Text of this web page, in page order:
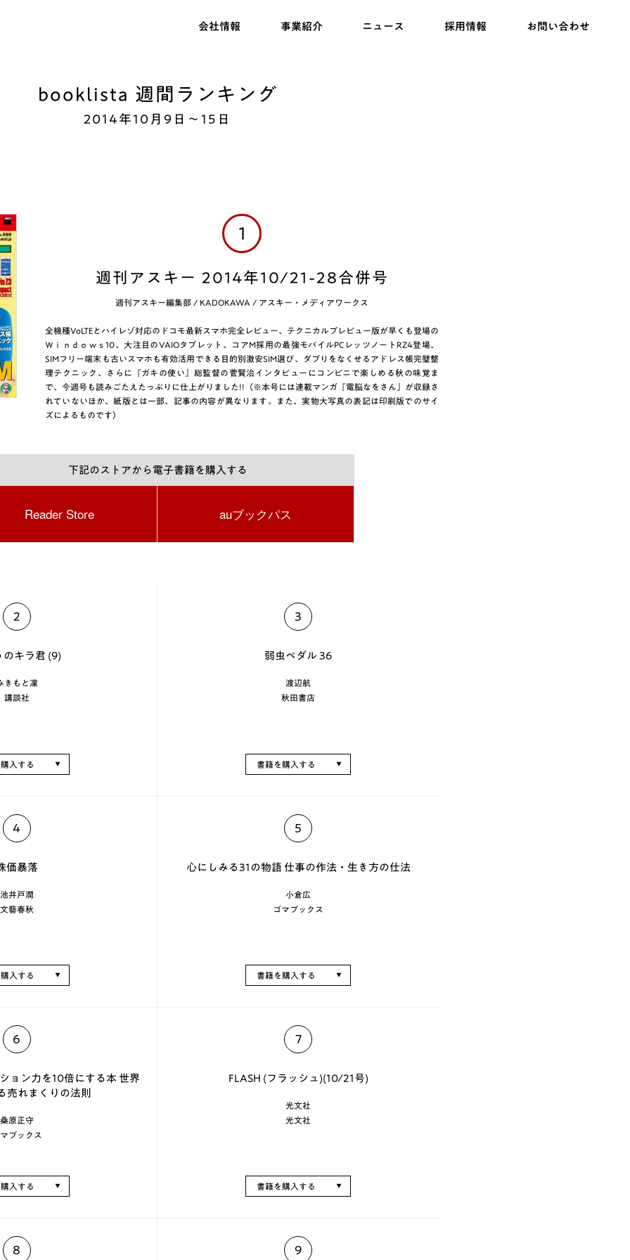
会社情報 事業紹介 ニュース 採用情報 お問い合わせ
booklista 週間ランキング
2014年10月9日～15日
1
週刊アスキー 2014年10/21-28合併号
週刊アスキー編集部 / KADOKAWA / アスキー・メディアワークス
全機種VoLTEとハイレゾ対応のドコモ最新スマホ完全レビュー、テクニカルプレビュー版が早くも登場の
Ｗｉｎｄｏｗｓ10、大注目のVAIOタブレット、コアM採用の最強モバイルPCレッツノートRZ4登場、
SIMフリー端末も古いスマホも有効活用できる目的別激安SIM選び、ダブりをなくせるアドレス帳完璧整
理テクニック、さらに『ガキの使い』総監督の菅賢治インタビューにコンビニで楽しめる秋の味覚ま
で、今週号も読みごたえたっぷりに仕上がりました!!（※本号には連載マンガ『電脳なをさん』が収録さ
れていないほか、紙版とは一部、記事の内容が異なります。また、実物大写真の表記は印刷版でのサイ
ズによるものです）
下記のストアから電子書籍を購入する
Reader Store auブックパス
2
のキラ君 (9)
きもと凜
講談社
入する
3
弱虫ペダル 36
渡辺航
秋田書店
書籍を購入する
4
価暴落
池井戸潤
文藝春秋
入する
5
心にしみる31の物語 仕事の作法・生き方の仕法
小倉広
ゴマブックス
書籍を購入する
6
ョン力を10倍にする本 世界
売れまくりの法則
桑原正守
ブックス
入する
7
FLASH (フラッシュ)(10/21号)
光文社
光文社
書籍を購入する
8 9